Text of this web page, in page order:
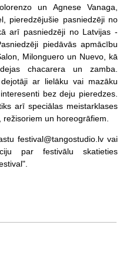
un Agnese Vanaga,
pieredzējušie pasniedzēji no
arī pasniedzēji no Latvijas -
piedāvās apmācību
Milonguero un Nuevo, kā
chacarera un zamba.
ar lielāku vai mazāku
bez deju pieredzes.
arī speciālas meistarklases
un horeogrāfiem.
festival@tangostudio.lv vai
par festivālu skatieties